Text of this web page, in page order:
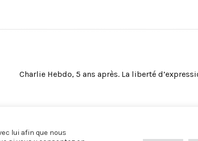
Charlie Hebdo, 5 ans après. La liberté
lui afin que nous